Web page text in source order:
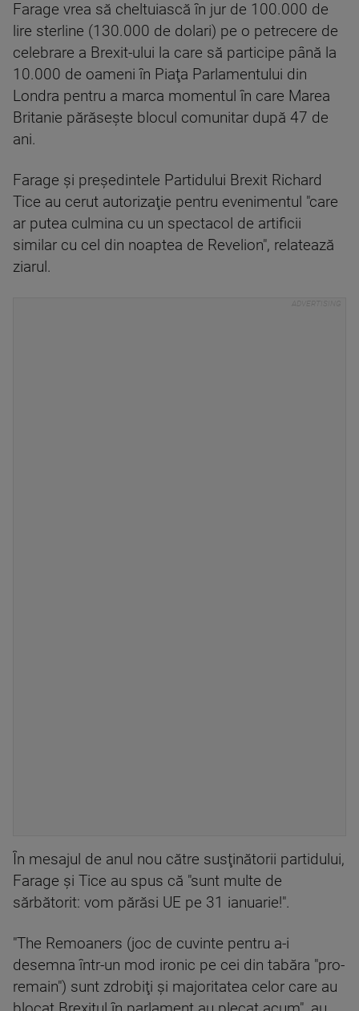
Farage vrea să cheltuiască în jur de 100.000 de
lire sterline (130.000 de dolari) pe o petrecere de
celebrare a Brexit-ului la care să participe până la
10.000 de oameni în Piaţa Parlamentului din
Londra pentru a marca momentul în care Marea
Britanie părăseşte blocul comunitar după 47 de
ani.
Farage şi preşedintele Partidului Brexit Richard
Tice au cerut autorizaţie pentru evenimentul "care
ar putea culmina cu un spectacol de artificii
similar cu cel din noaptea de Revelion", relatează
ziarul.
În mesajul de anul nou către susţinătorii partidului,
Farage şi Tice au spus că "sunt multe de
sărbătorit: vom părăsi UE pe 31 ianuarie!".
"The Remoaners (joc de cuvinte pentru a-i
desemna într-un mod ironic pe cei din tabăra "pro-
remain") sunt zdrobiţi şi majoritatea celor care au